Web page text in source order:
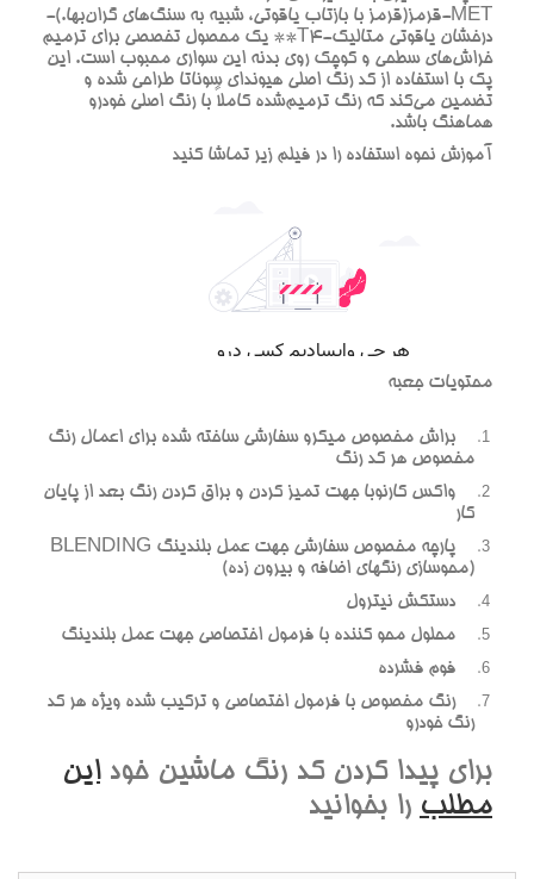
MET-قرمز(قرمز با بازتاب ياقوتي، شبيه به سنگ‌هاي گران‌بها.)-
درخشان ياقوتي متاليک-T4** يک محصول تخصصي براي ترميم
خراش‌هاي سطحي و کوچک روي بدنه اين سواري محبوب است. اين
پک با استفاده از کد رنگ اصلي هيونداي سوناتا طراحي شده و
تضمين مي‌کند که رنگ ترميم‌شده کاملاً با رنگ اصلي خودرو
هماهنگ باشد.
آموزش نحوه استفاده را در فيلم زير تماشا کنيد
محتويات جعبه
براش مخصوص ميکرو سفارشي ساخته شده براي اعمال رنگ
مخصوص هر کد رنگ
واکس کارنوبا جهت تميز کردن و براق کردن رنگ بعد از پايان
کار
پارچه مخصوص سفارشي جهت عمل بلندينگ BLENDING
(محوسازي رنگهاي اضافه و بيرون زده)
دستکش نيترول
محلول محو کننده با فرمول اختصاصي جهت عمل بلندينگ
فوم فشرده
رنگ مخصوص با فرمول اختصاصي و ترکيب شده ويژه هر کد
رنگ خودرو
براي پيدا کردن کد رنگ ماشين خوداين
مطلب را بخوانيد